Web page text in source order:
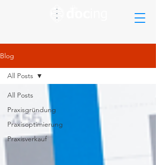
Blog
All Posts
Praxisgründung
Praxisoptimierung
Praxisverkauf
All Posts